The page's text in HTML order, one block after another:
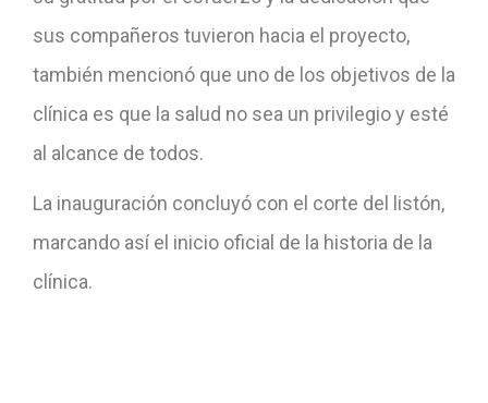
sus compañeros tuvieron hacia el proyecto,
también mencionó que uno de los objetivos de la
clínica es que la salud no sea un privilegio y esté
al alcance de todos.
La inauguración concluyó con el corte del listón,
marcando así el inicio oficial de la historia de la
clínica.